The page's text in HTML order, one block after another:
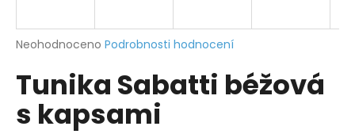
Průměrné
produktu
z
Neohodnoceno Podrobnosti hodnocení
Tunika Sabatti béžová
s kapsami
j
t
?